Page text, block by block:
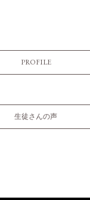
PROFILE
生徒さんの声